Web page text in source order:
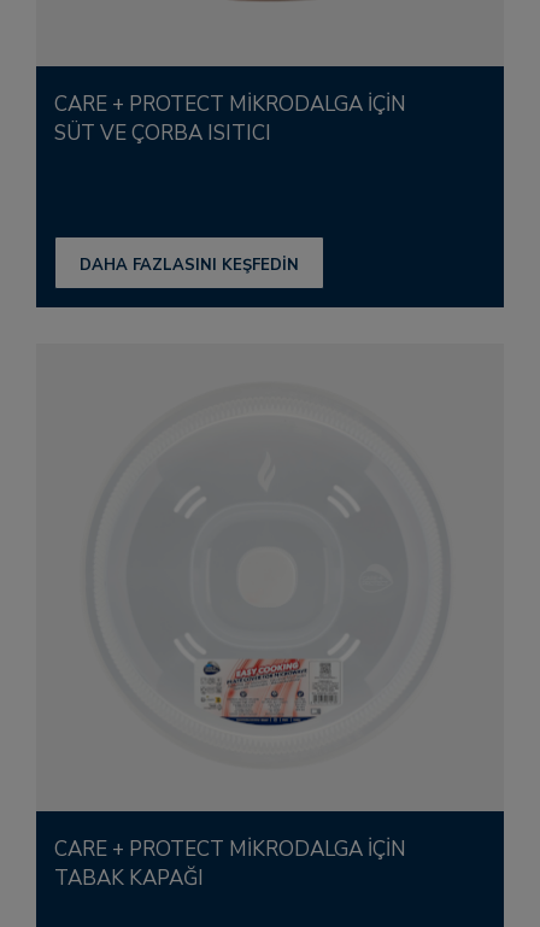
CARE + PROTECT MIKRODALGA IÇIN
SÜT VE ÇORBA ISITICI
DAHA FAZLASINI KEŞFEDİN
CARE + PROTECT MIKRODALGA IÇIN
TABAK KAPAĞI